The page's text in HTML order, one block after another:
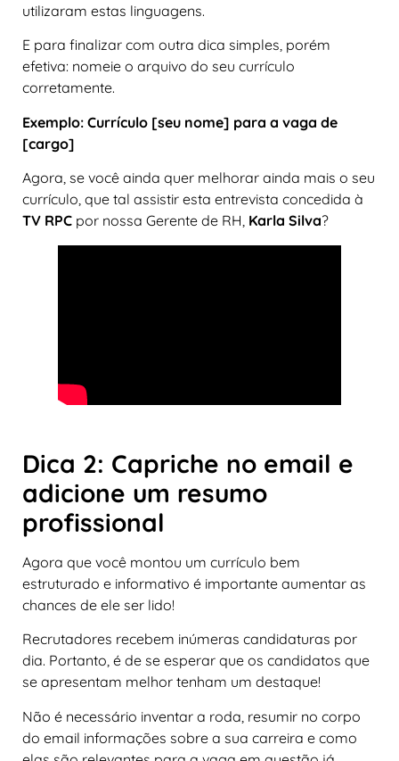
utilizaram estas linguagens.
E para finalizar com outra dica simples, porém
efetiva: nomeie o arquivo do seu currículo
corretamente.
Exemplo: Currículo [seu nome] para a vaga de
[cargo]
Agora, se você ainda quer melhorar ainda mais o seu
currículo, que tal assistir esta entrevista concedida à
TV RPC por nossa Gerente de RH, Karla Silva?
Dica 2: Capriche no email e
adicione um resumo
profissional
Agora que você montou um currículo bem
estruturado e informativo é importante aumentar as
chances de ele ser lido!
Recrutadores recebem inúmeras candidaturas por
dia. Portanto, é de se esperar que os candidatos que
se apresentam melhor tenham um destaque!
Não é necessário inventar a roda, resumir no corpo
do email informações sobre a sua carreira e como